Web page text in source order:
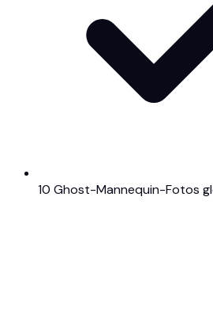
10 Ghost-Mannequin-Fotos